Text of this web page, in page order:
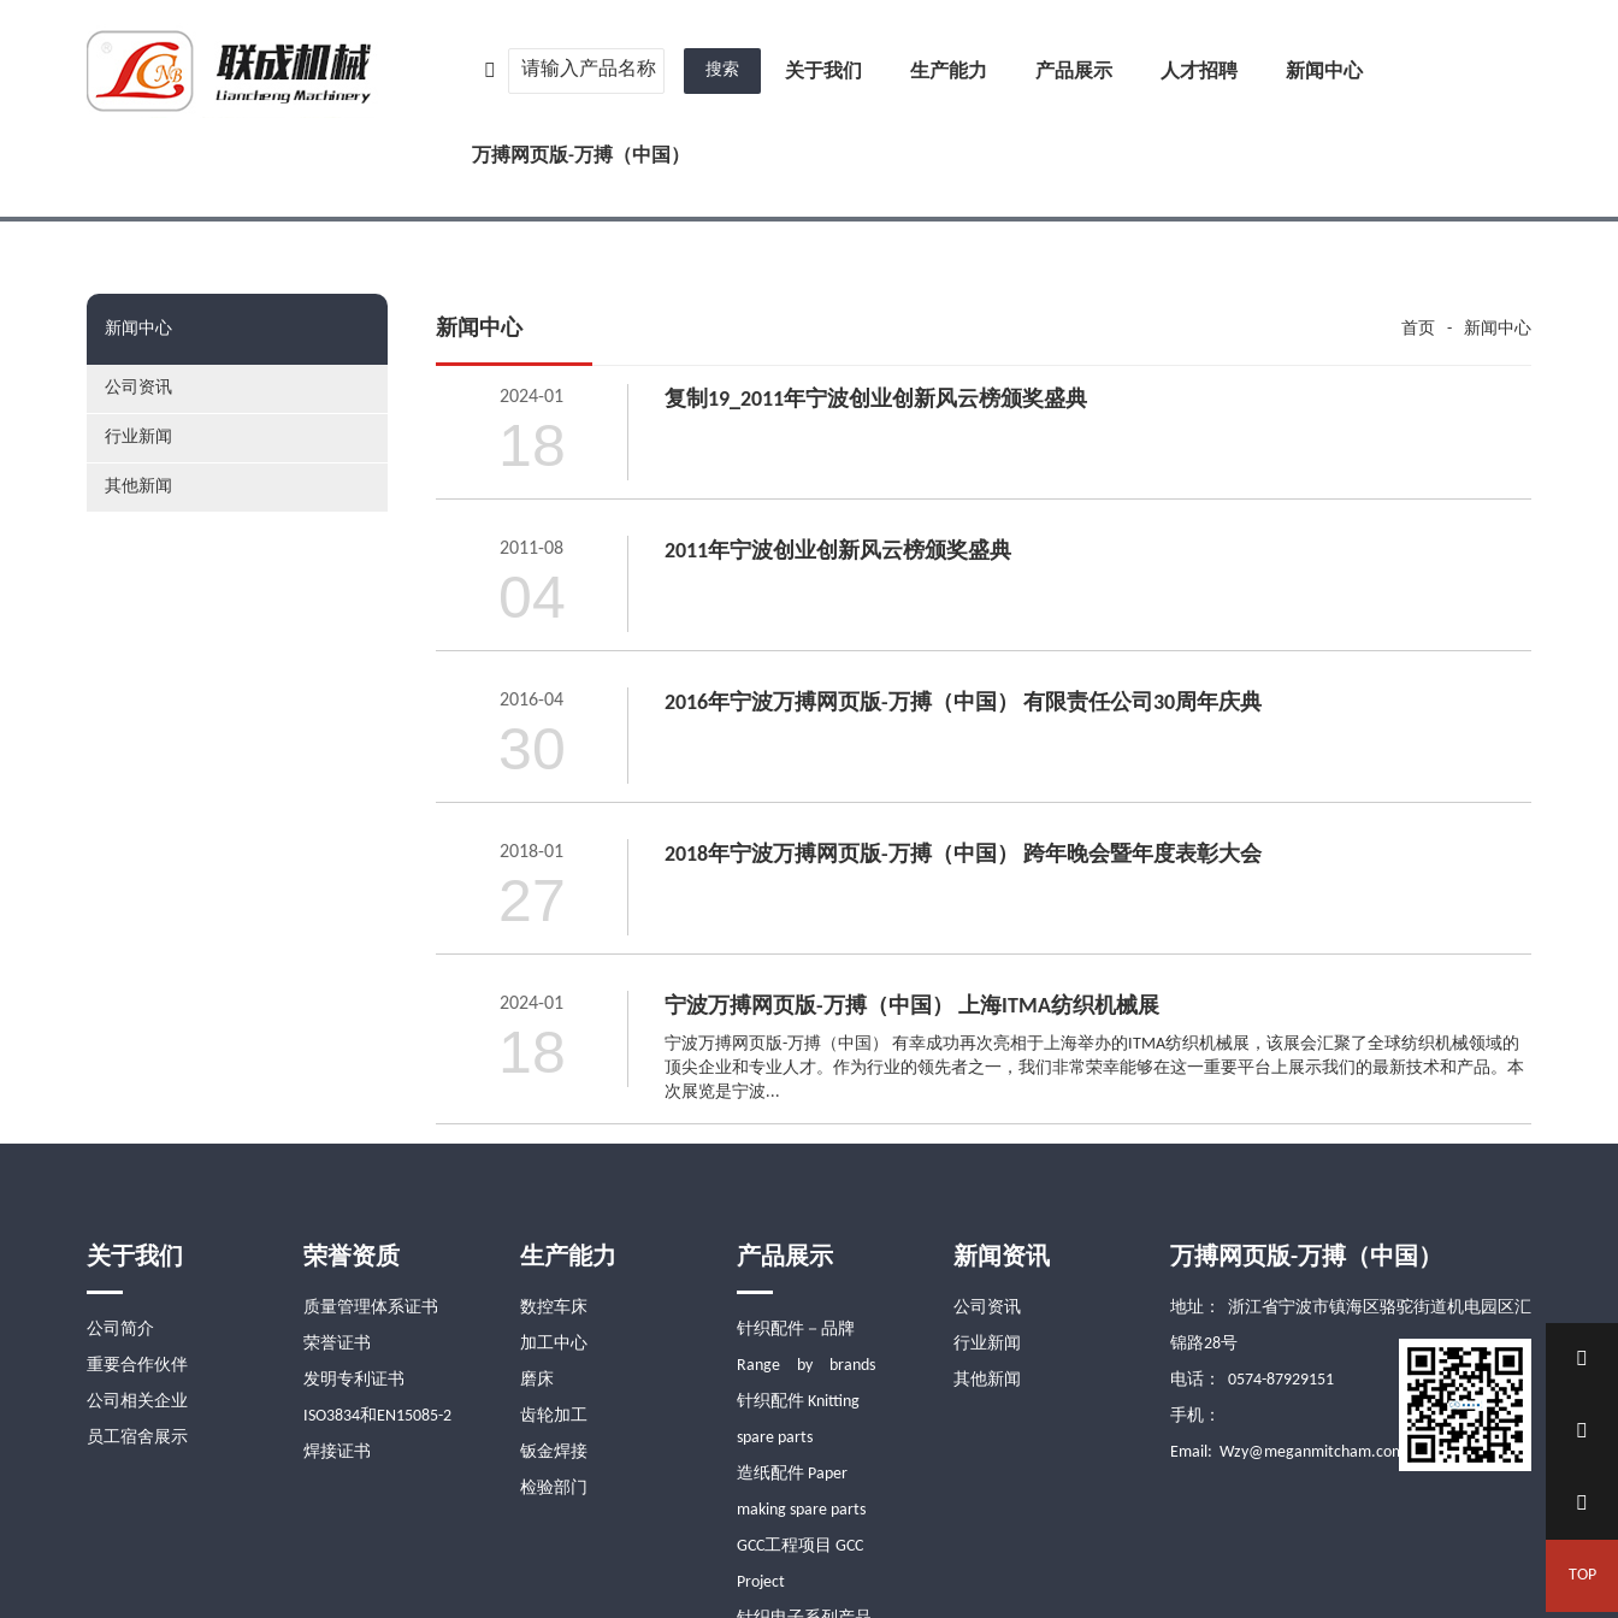
 搜索 关于我们 生产能力 产品展示 人才招聘 新闻中心
万搏网页版-万搏（中国）
新闻中心
公司资讯
行业新闻
其他新闻
新闻中心 首页 - 新闻中心
2024-01
18
复制19_2011年宁波创业创新风云榜颁奖盛典
2011-08
04
2011年宁波创业创新风云榜颁奖盛典
2016-04
30
2016年宁波万搏网页版-万搏（中国） 有限责任公司30周年庆典
2018-01
27
2018年宁波万搏网页版-万搏（中国） 跨年晚会暨年度表彰大会
2024-01
18
宁波万搏网页版-万搏（中国） 上海ITMA纺织机械展
宁波万搏网页版-万搏（中国） 有幸成功再次亮相于上海举办的ITMA纺织机械展，该展会汇聚了全球纺织机械领域的
顶尖企业和专业人才。作为行业的领先者之一，我们非常荣幸能够在这一重要平台上展示我们的最新技术和产品。本
次展览是宁波...
关于我们
公司简介
重要合作伙伴
公司相关企业
员工宿舍展示
荣誉资质
质量管理体系证书
荣誉证书
发明专利证书
ISO3834和EN15085-2
焊接证书
生产能力
数控车床
加工中心
磨床
齿轮加工
钣金焊接
检验部门
产品展示
针织配件－品牌
Range by brands
针织配件 Knitting
spare parts
造纸配件 Paper
making spare parts
GCC工程项目 GCC
Project
新闻资讯
公司资讯
行业新闻
其他新闻
万搏网页版-万搏（中国）
地址： 浙江省宁波市镇海区骆驼街道机电园区汇
锦路28号
电话： 0574-87929151
手机：
Email: Wzy@meganmitcham.com



TOP